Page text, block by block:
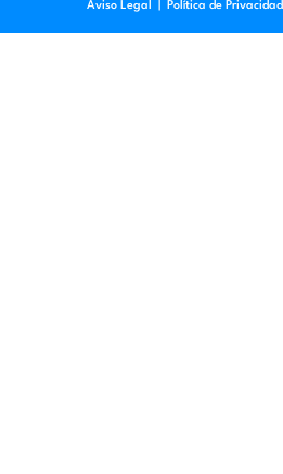
Aviso Legal Política de Privacidad